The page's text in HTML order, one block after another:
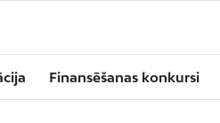
Finansēšanas konkursi